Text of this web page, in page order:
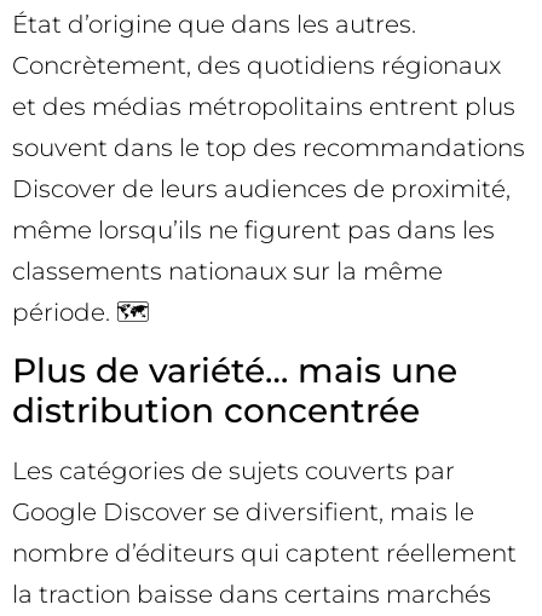
État d’origine que dans les autres.
Concrètement, des quotidiens régionaux
et des médias métropolitains entrent plus
souvent dans le top des recommandations
Discover de leurs audiences de proximité,
même lorsqu’ils ne figurent pas dans les
classements nationaux sur la même
période. 🗺️
Plus de variété… mais une
distribution concentrée
Les catégories de sujets couverts par
Google Discover se diversifient, mais le
nombre d’éditeurs qui captent réellement
la traction baisse dans certains marchés